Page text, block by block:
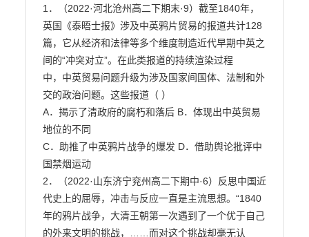
1．（2022·河北沧州高二下期末·9）截至1840年，
英国《泰晤士报》涉及中英鸦片贸易的报道共计128
篇，它从经济和法律等多个维度制造近代早期中英之
间的“冲突对立”。在此类报道的持续渲染过程
中，中英贸易问题升级为涉及国家间国体、法制和外
交的政治问题。这些报道（ ）
A．揭示了清政府的腐朽和落后 B．体现出中英贸易
地位的不同
C．助推了中英鸦片战争的爆发 D．借助舆论批评中
国禁烟运动
2．（2022·山东济宁兖州高二下期中·6）反思中国近
代史上的屈辱，冲击与反应一直是主流思想。“1840
年的鸦片战争，大清王朝第一次遇到了一个优于自己
的外来文明的挑战，……而对这个挑战却毫无认